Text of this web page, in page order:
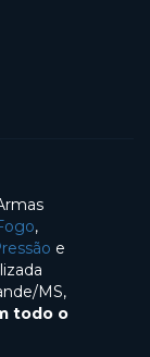
,
e
MS,
todo o